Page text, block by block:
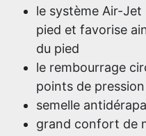
le système Air-
pied et favorise
du pied
le rembourrage
points de pression
semelle
grand confort de